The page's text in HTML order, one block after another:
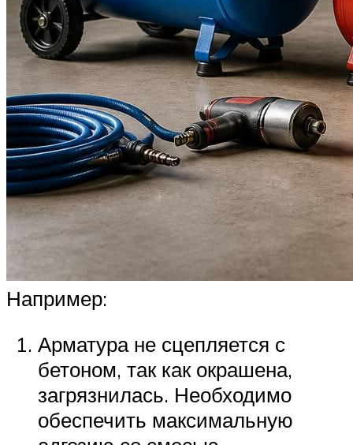
Например:
Арматура не сцепляется с
бетоном, так как окрашена,
загрязнилась. Необходимо
обеспечить максимальную